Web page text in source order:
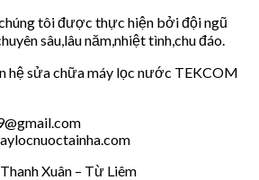
tôi được thực hiện bởi đội ngũ
sâu,lâu năm,nhiệt tình,chu đáo.
hệ sửa chữa máy lọc nước TEKCOM
Xuân – Từ Liêm